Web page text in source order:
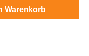
Warenkorb